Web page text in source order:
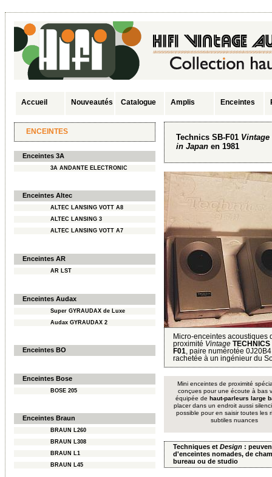
Accueil Nouveautés Catalogue Amplis Enceintes
ENCEINTES
Enceintes 3A
3A ANDANTE ELECTRONIC
Enceintes Altec
ALTEC LANSING VOTT A8
ALTEC LANSING 3
ALTEC LANSING VOTT A7
Enceintes AR
AR LST
Enceintes Audax
Super GYRAUDAX de Luxe
Audax GYRAUDAX 2
Enceintes BO
Enceintes Bose
BOSE 205
Enceintes Braun
BRAUN L260
BRAUN L308
BRAUN L1
BRAUN L45
Technics SB-F01 Vintage
in Japan en 1981
Micro-enceintes acoustiques
proximité Vintage TECHNICS
F01 , paire numérotée
rachetée à un ingénieur du
Mini enceintes de proximité
conçues pour une écoute à bas
équipée de haut-parleurs large
placer dans un endroit aussi
possible pour en saisir toutes les
subtiles nuances
Techniques et Design :
d'enceintes nomades, de
bureau ou de studio